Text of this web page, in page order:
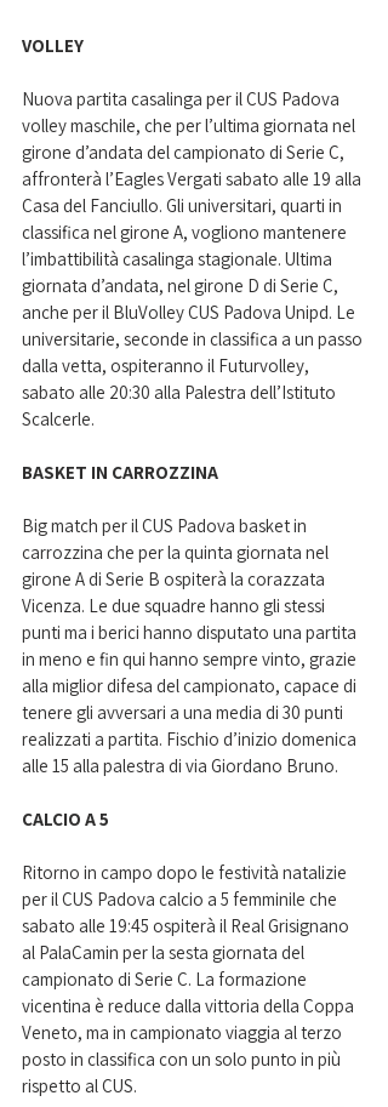
VOLLEY
Nuova partita casalinga per il CUS Padova
volley maschile, che per l’ultima giornata nel
girone d’andata del campionato di Serie C,
affronterà l’Eagles Vergati sabato alle 19 alla
Casa del Fanciullo. Gli universitari, quarti in
classifica nel girone A, vogliono mantenere
l’imbattibilità casalinga stagionale. Ultima
giornata d’andata, nel girone D di Serie C,
anche per il BluVolley CUS Padova Unipd. Le
universitarie, seconde in classifica a un passo
dalla vetta, ospiteranno il Futurvolley,
sabato alle 20:30 alla Palestra dell’Istituto
Scalcerle.
BASKET IN CARROZZINA
Big match per il CUS Padova basket in
carrozzina che per la quinta giornata nel
girone A di Serie B ospiterà la corazzata
Vicenza. Le due squadre hanno gli stessi
punti ma i berici hanno disputato una partita
in meno e fin qui hanno sempre vinto, grazie
alla miglior difesa del campionato, capace di
tenere gli avversari a una media di 30 punti
realizzati a partita. Fischio d’inizio domenica
alle 15 alla palestra di via Giordano Bruno.
CALCIO A 5
Ritorno in campo dopo le festività natalizie
per il CUS Padova calcio a 5 femminile che
sabato alle 19:45 ospiterà il Real Grisignano
al PalaCamin per la sesta giornata del
campionato di Serie C. La formazione
vicentina è reduce dalla vittoria della Coppa
Veneto, ma in campionato viaggia al terzo
posto in classifica con un solo punto in più
rispetto al CUS.